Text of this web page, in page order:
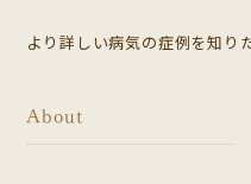
より詳しい病気の症例を知り
About